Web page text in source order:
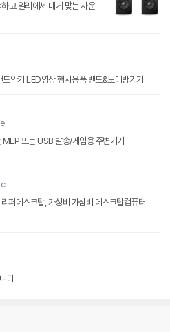
고 알리에서 내게 맞는 사운
악기 LED영상 행사용품 밴드&노래방기기
또는 USB 발송/게임용 주변기기
퍼데스크탑, 가성비 가심비 데스크탑컴퓨터
다